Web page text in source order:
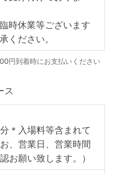
時休業等ございます
ください。
円到着時にお支払いください
ス
＊入場料等含まれて
、営業日、営業時間
お願い致します。）